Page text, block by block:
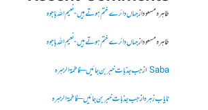
طاہرہ مسعودازجہاں دائرے ختم ہوتے ہیں- نعیم اللہ باجوہ
طاہرہ مسعودازجہاں دائرے ختم ہوتے ہیں- نعیم اللہ باجوہ
Sabaازجب جذبات خبر بن جائیں – فاطمۃالزہرہ
نایاب زہرہازجب جذبات خبر بن جائیں – فاطمۃالزہرہ